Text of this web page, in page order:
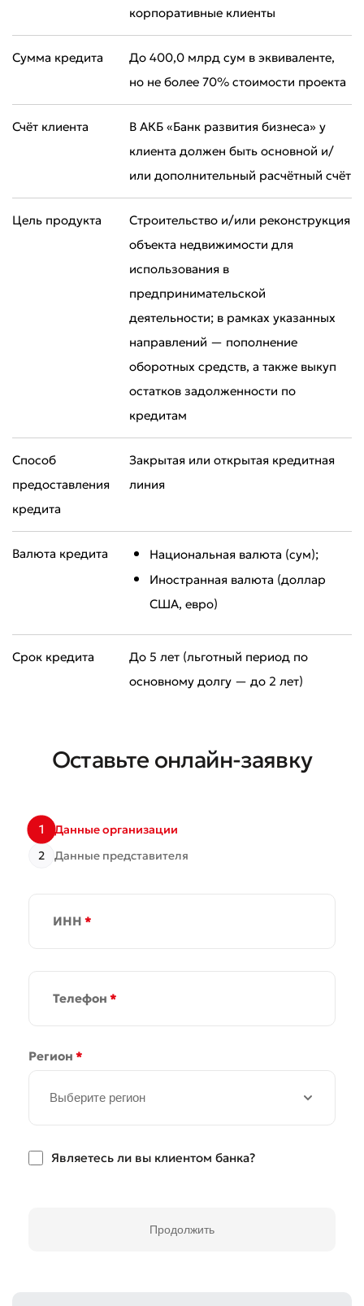
Оцените качество обслуживания
Отправить
Оставить обращение
корпоративные клиенты
Сумма кредита
До 400,0 млрд сум в эквиваленте,
но не более 70% стоимости проекта
Счёт клиента
В АКБ «Банк развития бизнеса» у
клиента должен быть основной и/
или дополнительный расчётный счёт
Цель продукта
Строительство и/или реконструкция
объекта недвижимости для
использования в
предпринимательской
деятельности; в рамках указанных
направлений — пополнение
оборотных средств, а также выкуп
остатков задолженности по
кредитам
Способ
предоставления
кредита
Закрытая или открытая кредитная
линия
Валюта кредита
Национальная валюта (сум);
Иностранная валюта (доллар
США, евро)
Срок кредита
До 5 лет (льготный период по
основному долгу — до 2 лет)
Оставьте онлайн-заявку
1
Данные организации
2
Данные представителя
ИНН *
Телефон *
Регион *
Выберите регион
Являетесь ли вы клиентом банка?
Продолжить